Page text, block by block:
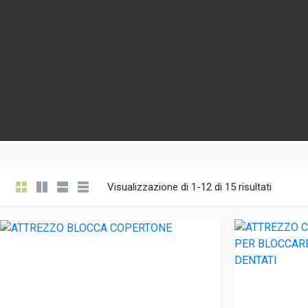
Visualizzazione di 1-12 di 15 risultati